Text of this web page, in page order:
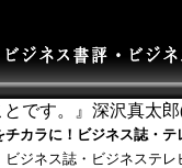
とです。』深沢真太
カラに！ビジネス誌・テ
ジネス誌・ビジネステ